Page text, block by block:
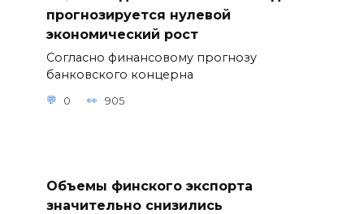
прогнозируется нулевой
экономический рост
Согласно финансовому прогнозу
банковского концерна
0 905
Объемы финского экспорта
значительно снизились